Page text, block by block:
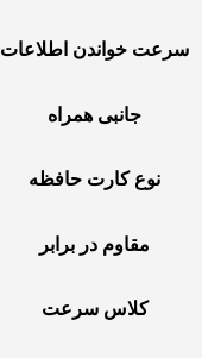
سرعت خواندن اطلاعات
جانبی همراه
نوع کارت حافظه
مقاوم در برابر
کلاس سرعت